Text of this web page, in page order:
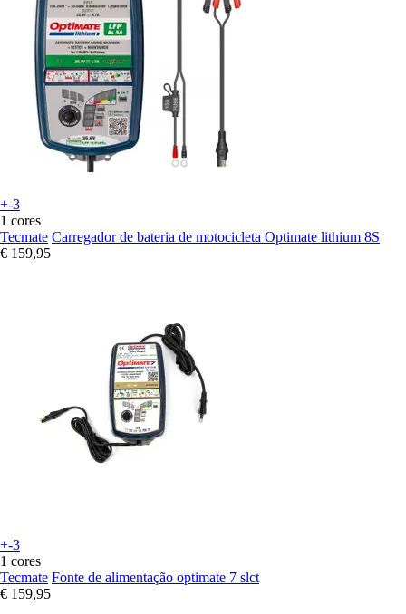
+-3
1 cores
Tecmate Carregador de bateria de motocicleta Optimate lithium 8S
€ 159,95
+-3
1 cores
Tecmate Fonte de alimentação optimate 7 slct
€ 159,95